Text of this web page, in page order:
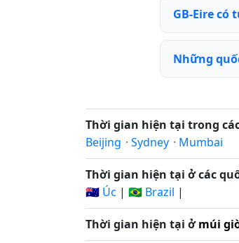
GB-Eire có
Những
Thời gian hiện tại trong
Beijing · Sydney · Mumbai
Thời gian hiện tại ở các
🇦🇺 Úc | 🇧🇷 Brazil |
Thời gian hiện tại ởmúi